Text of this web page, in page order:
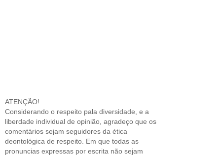
ATENÇÃO!
Considerando o respeito pala diversidade, e a
liberdade individual de opinião, agradeço que os
comentários sejam seguidores da ética
deontológica de respeito. Em que todas as
pronuncias expressas por escrita não sejam